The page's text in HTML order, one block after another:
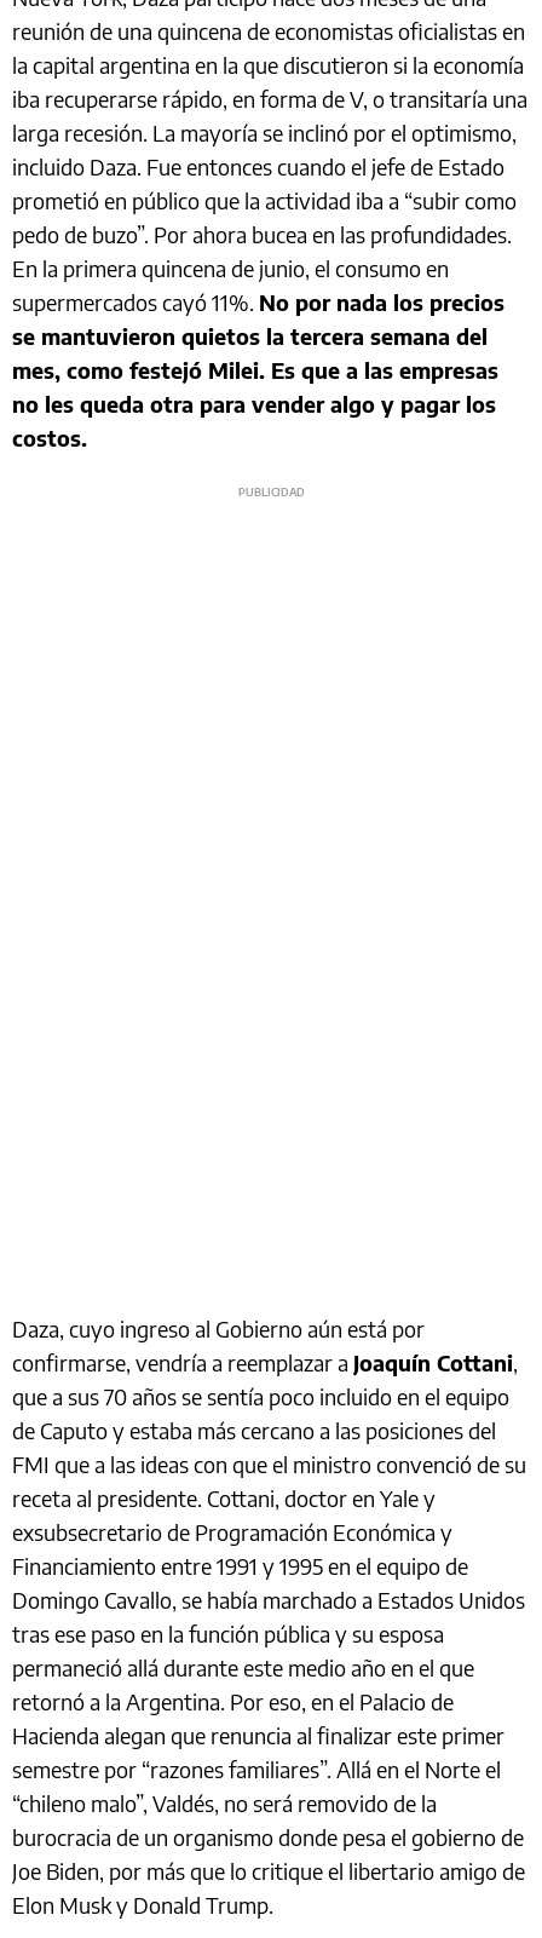
reunión de una quincena de economistas oficialistas en
la capital argentina en la que discutieron si la economía
iba recuperarse rápido, en forma de V, o transitaría una
larga recesión. La mayoría se inclinó por el optimismo,
incluido Daza. Fue entonces cuando el jefe de Estado
prometió en público que la actividad iba a “subir como
pedo de buzo”. Por ahora bucea en las profundidades.
En la primera quincena de junio, el consumo en
supermercados cayó 11%. No por nada los precios
se mantuvieron quietos la tercera semana del
mes, como festejó Milei. Es que a las empresas
no les queda otra para vender algo y pagar los
costos.
Daza, cuyo ingreso al Gobierno aún está por
confirmarse, vendría a reemplazar a Joaquín Cottani,
que a sus 70 años se sentía poco incluido en el equipo
de Caputo y estaba más cercano a las posiciones del
FMI que a las ideas con que el ministro convenció de su
receta al presidente. Cottani, doctor en Yale y
exsubsecretario de Programación Económica y
Financiamiento entre 1991 y 1995 en el equipo de
Domingo Cavallo, se había marchado a Estados Unidos
tras ese paso en la función pública y su esposa
permaneció allá durante este medio año en el que
retornó a la Argentina. Por eso, en el Palacio de
Hacienda alegan que renuncia al finalizar este primer
semestre por “razones familiares”. Allá en el Norte el
“chileno malo”, Valdés, no será removido de la
burocracia de un organismo donde pesa el gobierno de
Joe Biden, por más que lo critique el libertario amigo de
Elon Musk y Donald Trump.